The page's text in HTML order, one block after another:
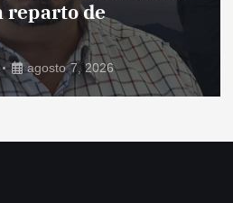
reparto de
agosto 7, 2026